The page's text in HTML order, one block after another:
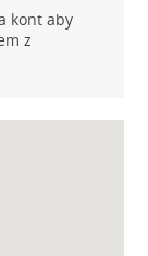
kont aby
z